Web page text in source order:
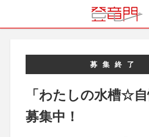
募集終了
「わたしの水槽☆
募集中！